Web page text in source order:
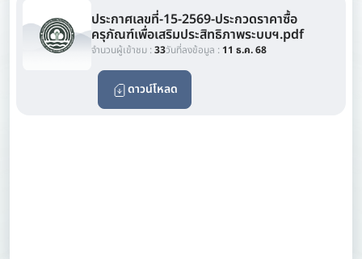
ประกาศเลขที่-15-2569-ประกวดราคาซื้อ
ครุภัณฑ์เพื่อเสริมประสิทธิภาพระบบฯ.pdf
จำนวนผู้เข้าชม :33วันที่ลงข้อมูล : 11 ธ.ค. 68
ดาวน์โหลด